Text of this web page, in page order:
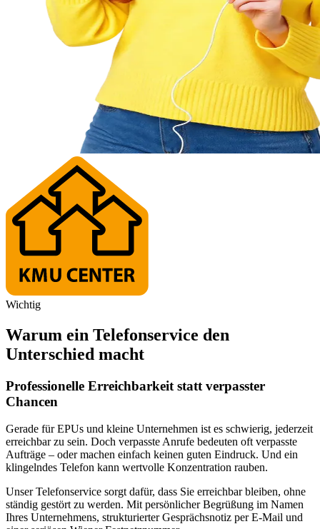
Wichtig
Warum ein Telefonservice den
Unterschied macht
Professionelle Erreichbarkeit statt verpasster
Chancen
Gerade für EPUs und kleine Unternehmen ist es schwierig, jederzeit
erreichbar zu sein. Doch verpasste Anrufe bedeuten oft verpasste
Aufträge – oder machen einfach keinen guten Eindruck. Und ein
klingelndes Telefon kann wertvolle Konzentration rauben.
Unser Telefonservice sorgt dafür, dass Sie erreichbar bleiben, ohne
ständig gestört zu werden. Mit persönlicher Begrüßung im Namen
Ihres Unternehmens, strukturierter Gesprächsnotiz per E-Mail und